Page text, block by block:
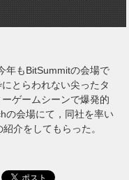
年もBitSummitの会場で
とらわれない尖ったタ
ゲームシーンで爆発的
の会場にて，同社を率い
介をしてもらった。